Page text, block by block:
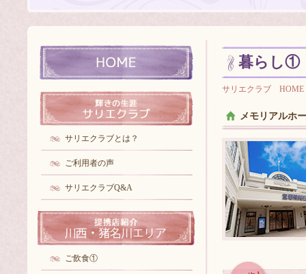
サリエクラブとは？
ご利用者の声
サリエクラブQ&A
ご飲食①
暮らし①
サリエクラブ HOME
メモリアルホ